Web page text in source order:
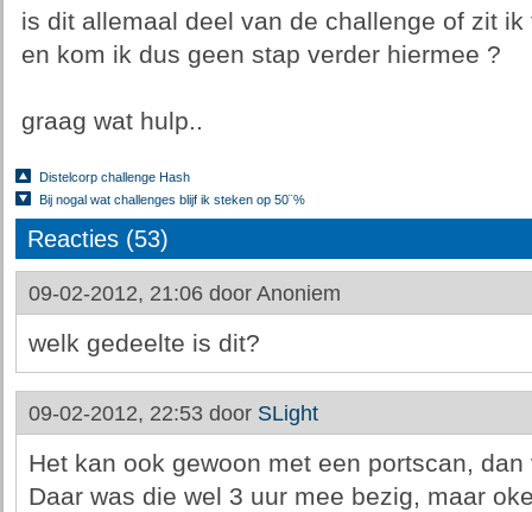
is dit allemaal deel van de challenge of zit
en kom ik dus geen stap verder hiermee ?
graag wat hulp..
Distelcorp challenge Hash
Bij nogal wat challenges blijf ik steken op 50¨%
Reacties (53)
09-02-2012, 21:06 door Anoniem
welk gedeelte is dit?
09-02-2012, 22:53 door SLight
Het kan ook gewoon met een portscan,
Daar was die wel 3 uur mee bezig, maar